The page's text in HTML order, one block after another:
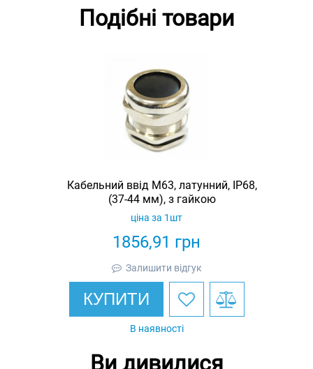
Подібні товари
Кабельний ввід М63, латунний, IP68,
(37-44 мм), з гайкою
1856,91 грн
ціна за 1шт
Залишити відгук
КУПИТИ
В наявності
Ви дивилися